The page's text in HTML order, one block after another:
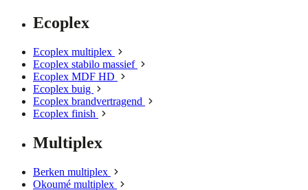
Ecoplex
Ecoplex multiplex
Ecoplex stabilo massief
Ecoplex MDF HD
Ecoplex buig
Ecoplex brandvertragend
Ecoplex finish
Multiplex
Berken multiplex
Okoumé multiplex